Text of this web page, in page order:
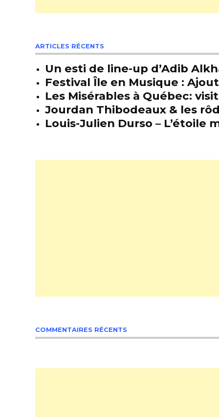
ARTICLES RÉCENTS
Un esti de line-up d’Adib
Festival Île en Musique :
Les Misérables à Québec:
Jourdan Thibodeaux & les
Louis-Julien Durso –
COMMENTAIRES RÉCENTS